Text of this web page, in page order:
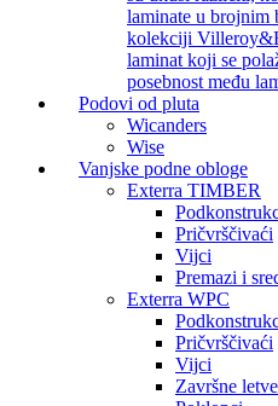
laminate u brojnim
kolekciji
laminat koji se
posebnost među
Podovi od pluta
Wicanders
Wise
Vanjske podne obloge
Exterra TIMBER
Pričvrščivaći
Vijci
Premazi i
Exterra WPC
Pričvrščivaći
Vijci
Završne letve